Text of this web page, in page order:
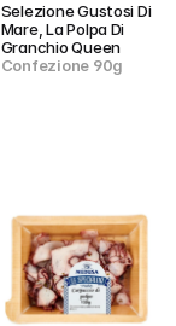
Selezione Gustosi Di
Mare, La Polpa Di
Granchio Queen
Confezione 90g